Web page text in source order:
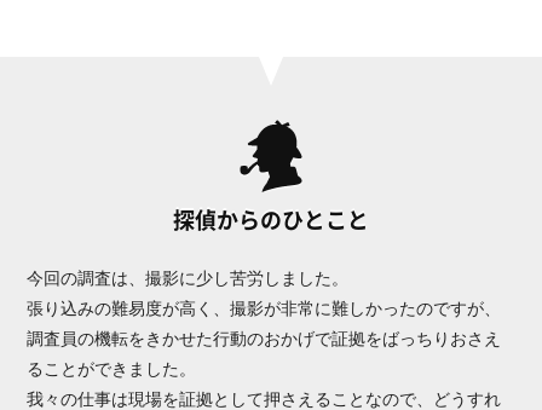
探偵からのひとこと
今回の調査は、撮影に少し苦労しました。
張り込みの難易度が高く、撮影が非常に難しかったのですが、
調査員の機転をきかせた行動のおかげで証拠をばっちりおさえ
ることができました。
我々の仕事は現場を証拠として押さえることなので、どうすれ